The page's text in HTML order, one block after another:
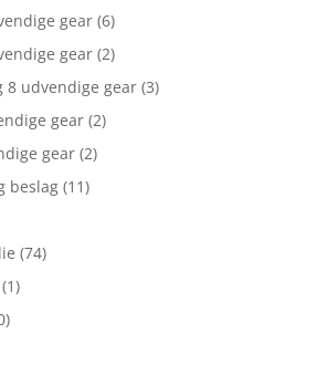
gear (6)
gear (2)
8 udvendige gear (3)
gear (2)
gear (2)
beslag (11)
(74)
(1)